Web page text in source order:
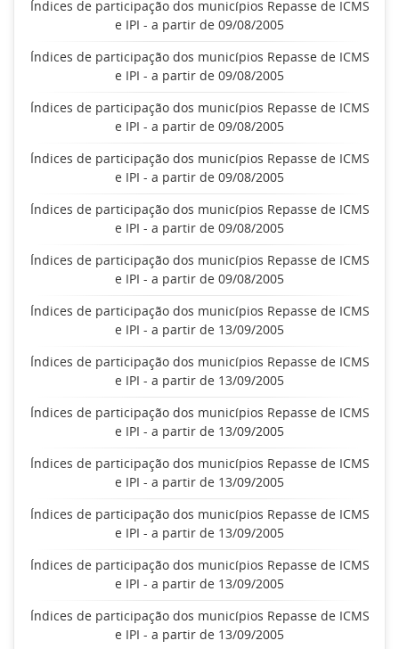
Índices de participação dos municípios Repasse de ICMS
e IPI - a partir de 09/08/2005
Índices de participação dos municípios Repasse de ICMS
e IPI - a partir de 09/08/2005
Índices de participação dos municípios Repasse de ICMS
e IPI - a partir de 09/08/2005
Índices de participação dos municípios Repasse de ICMS
e IPI - a partir de 09/08/2005
Índices de participação dos municípios Repasse de ICMS
e IPI - a partir de 09/08/2005
Índices de participação dos municípios Repasse de ICMS
e IPI - a partir de 09/08/2005
Índices de participação dos municípios Repasse de ICMS
e IPI - a partir de 13/09/2005
Índices de participação dos municípios Repasse de ICMS
e IPI - a partir de 13/09/2005
Índices de participação dos municípios Repasse de ICMS
e IPI - a partir de 13/09/2005
Índices de participação dos municípios Repasse de ICMS
e IPI - a partir de 13/09/2005
Índices de participação dos municípios Repasse de ICMS
e IPI - a partir de 13/09/2005
Índices de participação dos municípios Repasse de ICMS
e IPI - a partir de 13/09/2005
Índices de participação dos municípios Repasse de ICMS
e IPI - a partir de 13/09/2005